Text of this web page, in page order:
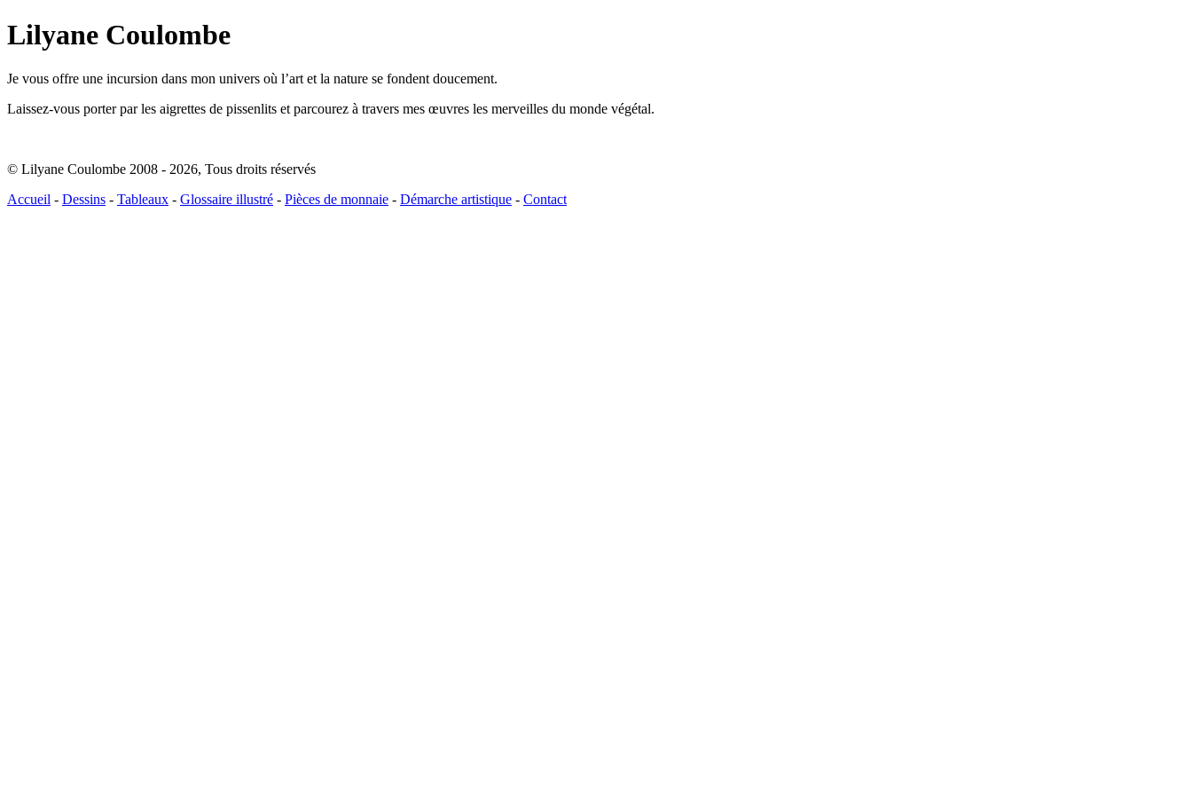
Lilyane Coulombe
Je vous offre une incursion dans mon univers où l’art et la nature se fondent doucement.
Laissez-vous porter par les aigrettes de pissenlits et parcourez à travers mes œuvres les merveilles du monde végétal.
© Lilyane Coulombe 2008 - 2026, Tous droits réservés
Accueil - Dessins - Tableaux - Glossaire illustré - Pièces de monnaie - Démarche artistique - Contact